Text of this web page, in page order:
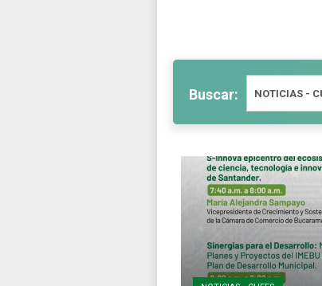
Buscar: